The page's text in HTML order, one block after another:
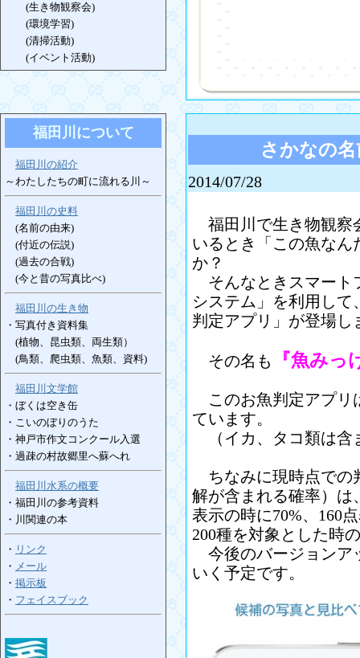
(生き物観察会)
(環境学習)
(清掃活動)
(イベント活動)
福田川について
福田川の紹介
～わたしたちの町に流れる川～
福田川の史料
(名前の由来)
(付近の伝説)
(過去の合戦)
(今と昔の写真比べ)
福田川の生き物
・写真付き資料集
(植物、昆虫類、両生類）
(鳥類、爬虫類、魚類、資料)
福田川文学館
・ぼくは空き缶
・こいのぼりのうた
・神戸市作文コンクール入選
・過疎の村故郷里へ蘇へれ
福田川水系の概要
・福田川の参考資料
・川関連の本
・ リンク
・ メール
・ 掲示板
・ フェイスブック
さかなの
2014/07/28
福田川で生き物観察
いるとき「この魚なん
か？
そんなときスマート
システム」を利用し
判定アプリ」が登場し
その名も 『魚みっ
このお魚判定アプリ
ています。
（イカ、タコ類は含
ちなみに現時点での
解が含まれる確率）は
表示の時に70%、160
200種を対象とした時
今後のバージョンア
いく予定です。